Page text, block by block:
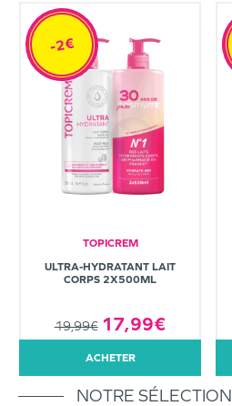
TOPICREM
ULTRA-HYDRATANT LAIT
CORPS 2X500ML
19,99€ 17,99€
-2€
ACHETER
NOTRE SÉLECTION